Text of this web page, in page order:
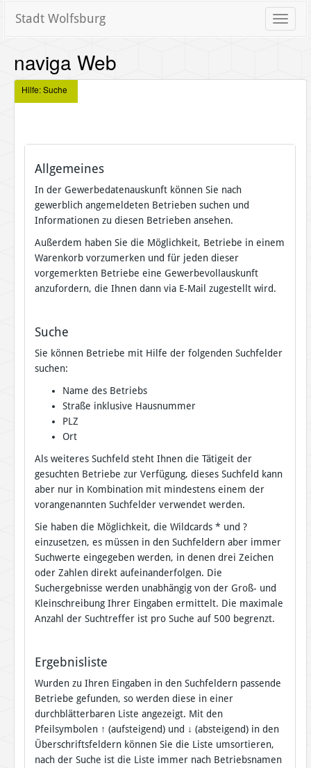
Toggle
Stadt Wolfsburg
naviga Web
Hilfe: Suche
Allgemeines
In der Gewerbedatenauskunft können Sie nach
gewerblich angemeldeten Betrieben suchen und
Informationen zu diesen Betrieben ansehen.
Außerdem haben Sie die Möglichkeit, Betriebe in einem
Warenkorb vorzumerken und für jeden dieser
vorgemerkten Betriebe eine Gewerbevollauskunft
anzufordern, die Ihnen dann via E-Mail zugestellt wird.
Suche
Sie können Betriebe mit Hilfe der folgenden Suchfelder
suchen:
Name des Betriebs
Straße inklusive Hausnummer
PLZ
Ort
Als weiteres Suchfeld steht Ihnen die Tätigeit der
gesuchten Betriebe zur Verfügung, dieses Suchfeld kann
aber nur in Kombination mit mindestens einem der
vorangenannten Suchfelder verwendet werden.
Sie haben die Möglichkeit, die Wildcards * und ?
einzusetzen, es müssen in den Suchfeldern aber immer
Suchwerte eingegeben werden, in denen drei Zeichen
oder Zahlen direkt aufeinanderfolgen. Die
Suchergebnisse werden unabhängig von der Groß- und
Kleinschreibung Ihrer Eingaben ermittelt. Die maximale
Anzahl der Suchtreffer ist pro Suche auf 500 begrenzt.
Ergebnisliste
Wurden zu Ihren Eingaben in den Suchfeldern passende
Betriebe gefunden, so werden diese in einer
durchblätterbaren Liste angezeigt. Mit den
Pfeilsymbolen ↑ (aufsteigend) und ↓ (absteigend) in den
Überschriftsfeldern können Sie die Liste umsortieren,
nach der Suche ist die Liste immer nach Betriebsnamen